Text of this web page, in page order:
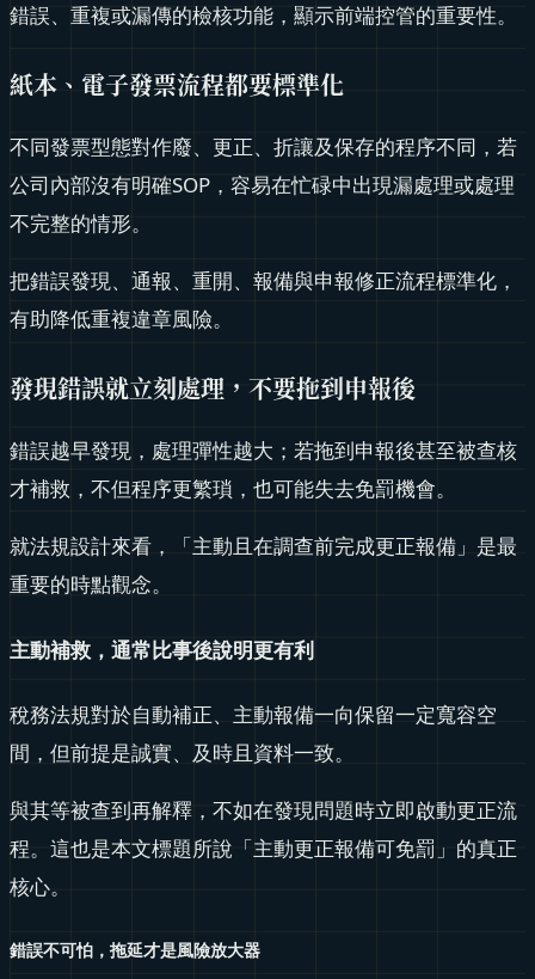
錯誤、重複或漏傳的檢核功能，顯示前端控管的重要性。
紙本、電子發票流程都要標準化
不同發票型態對作廢、更正、折讓及保存的程序不同，若
公司內部沒有明確SOP，容易在忙碌中出現漏處理或處理
不完整的情形。
把錯誤發現、通報、重開、報備與申報修正流程標準化，
有助降低重複違章風險。
發現錯誤就立刻處理，不要拖到申報後
錯誤越早發現，處理彈性越大；若拖到申報後甚至被查核
才補救，不但程序更繁瑣，也可能失去免罰機會。
就法規設計來看，「主動且在調查前完成更正報備」是最
重要的時點觀念。
主動補救，通常比事後說明更有利
稅務法規對於自動補正、主動報備一向保留一定寬容空
間，但前提是誠實、及時且資料一致。
與其等被查到再解釋，不如在發現問題時立即啟動更正流
程。這也是本文標題所說「主動更正報備可免罰」的真正
核心。
錯誤不可怕，拖延才是風險放大器